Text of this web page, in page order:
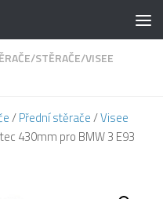
/STĚRAČE/VISEE
/Přední stěrače/Visee
430mm pro BMW 3 E93